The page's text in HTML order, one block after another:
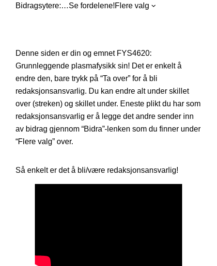
Bidragsytere: Se fordelene!Flere valg
Denne siden er din og emnet FYS4620:
Grunnleggende plasmafysikk sin! Det er enkelt å
endre den, bare trykk på “Ta over” for å bli
redaksjonsansvarlig. Du kan endre alt under skillet
over (streken) og skillet under. Eneste plikt du har som
redaksjonsansvarlig er å legge det andre sender inn
av bidrag gjennom “Bidra”-lenken som du finner under
“Flere valg” over.
Så enkelt er det å bli/være redaksjonsansvarlig!